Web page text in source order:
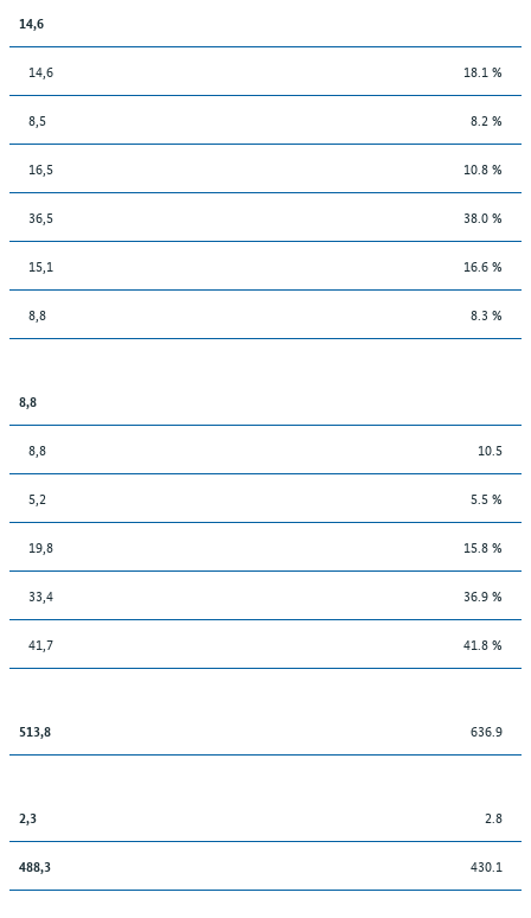
14,6
14,6 18.1 %
8,5 8.2 %
16,5 10.8 %
36,5 38.0 %
15,1 16.6 %
8,8 8.3 %
8,8
8,8 10.5
5,2 5.5 %
19,8 15.8 %
33,4 36.9 %
41,7 41.8 %
513,8 636.9
2,3 2.8
488,3 430.1